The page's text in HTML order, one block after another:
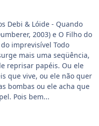
Debi & Lóide - Quando
2003) e O Filho do
imprevisível Todo
mais uma seqüência,
reprisar papéis. Ou ele
que vive, ou ele não quer
bombas ou ele acha que
Pois bem...